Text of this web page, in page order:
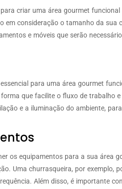
criar uma área gourmet
em consideração o tamanho da sua
e móveis que serão
para uma área gourmet
que facilite o fluxo de trabalho
e a iluminação do ambiente,
os equipamentos para a sua área
Uma churrasqueira, por exemplo,
Além disso, é importante